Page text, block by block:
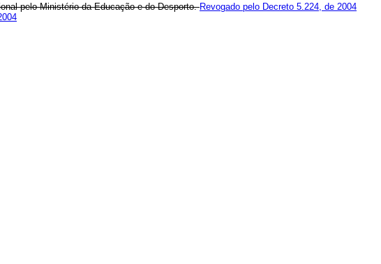
pelo Ministério da Educação e do Desporto.Revogado pelo Decreto 5.224, de 2004